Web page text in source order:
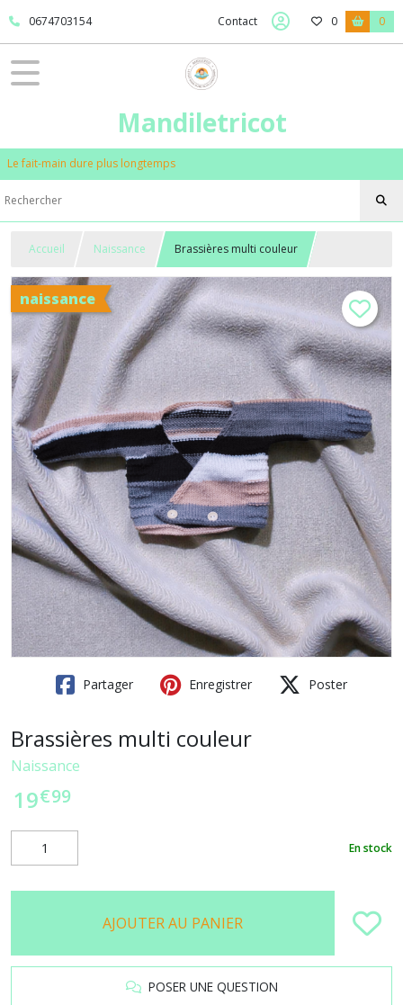
0674703154 Contact 0 0
Mandiletricot
Le fait-main dure plus longtemps
Accueil Naissance Brassières multi couleur
naissance
Partager Enregistrer Poster
Brassières multi couleur
Naissance
19€99
En stock
AJOUTER AU PANIER
POSER UNE QUESTION